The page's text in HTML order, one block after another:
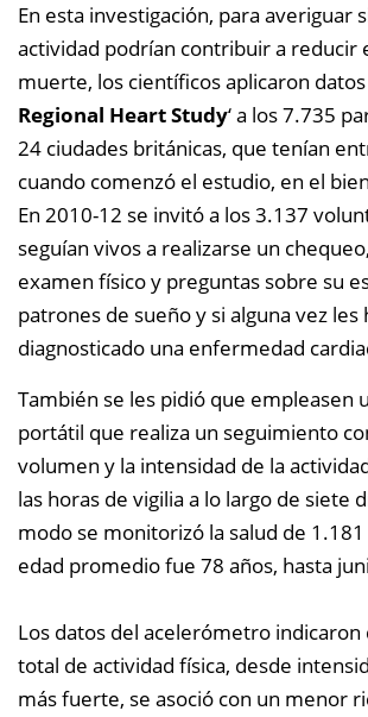
En esta investigación, para averiguar
actividad podrían contribuir a reducir
muerte, los científicos aplicaron datos
Regional Heart Study‘a los 7.735
24 ciudades británicas, que tenían
cuando comenzó el estudio, en el
En 2010-12 se invitó a los 3.137
seguían vivos a realizarse un
examen físico y preguntas sobre su
patrones de sueño y si alguna vez les
diagnosticado una enfermedad
También se les pidió que empleasen
portátil que realiza un seguimiento
volumen y la intensidad de la
las horas de vigilia a lo largo de siete
modo se monitorizó la salud de
edad promedio fue 78 años, hasta
Los datos del acelerómetro
total de actividad física, desde
más fuerte, se asoció con un menor